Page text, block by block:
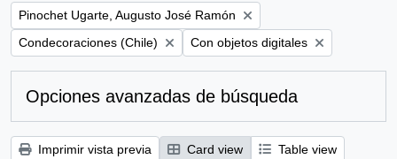
Remove filter:
Pinochet Ugarte, Augusto José Ramón
Remove filter:
Condecoraciones (Chile) Remove filter:
Con objetos digitales
Opciones avanzadas de búsqueda
Imprimir vista previa Card view
Table view